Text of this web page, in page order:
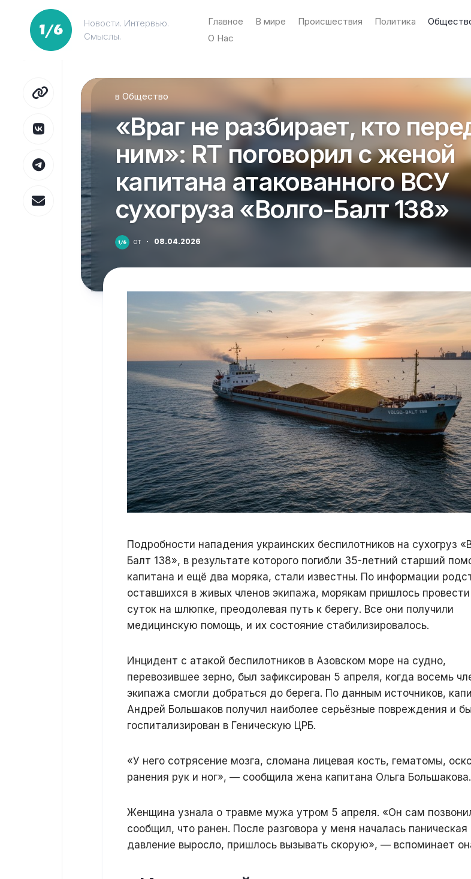
содержанию
Новости. Интервью.
Смыслы.
Главное В мире Происшествия Политика
О Нас
в Общество
«Враг не разбирает, кто
ним»: RT поговорил с женой
капитана атакованного ВСУ
сухогруза «Волго-Балт 138»
от · 08.04.2026
Подробности нападения украинских беспилотников на сухогруз
Балт 138», в результате которого погибли 35-летний старший
капитана и ещё два моряка, стали известны. По информации
оставшихся в живых членов экипажа, морякам пришлось
суток на шлюпке, преодолевая путь к берегу. Все они получили
медицинскую помощь, и их состояние стабилизировалось.
Инцидент с атакой беспилотников в Азовском море на судно,
перевозившее зерно, был зафиксирован 5 апреля, когда восемь
экипажа смогли добраться до берега. По данным источников,
Андрей Большаков получил наиболее серьёзные повреждения и
госпитализирован в Геническую ЦРБ.
«У него сотрясение мозга, сломана лицевая кость, гематомы,
ранения рук и ног», — сообщила жена капитана Ольга Большакова.
Женщина узнала о травме мужа утром 5 апреля. «Он сам
сообщил, что ранен. После разговора у меня началась паническая
давление выросло, пришлось вызывать скорую», — вспоминает